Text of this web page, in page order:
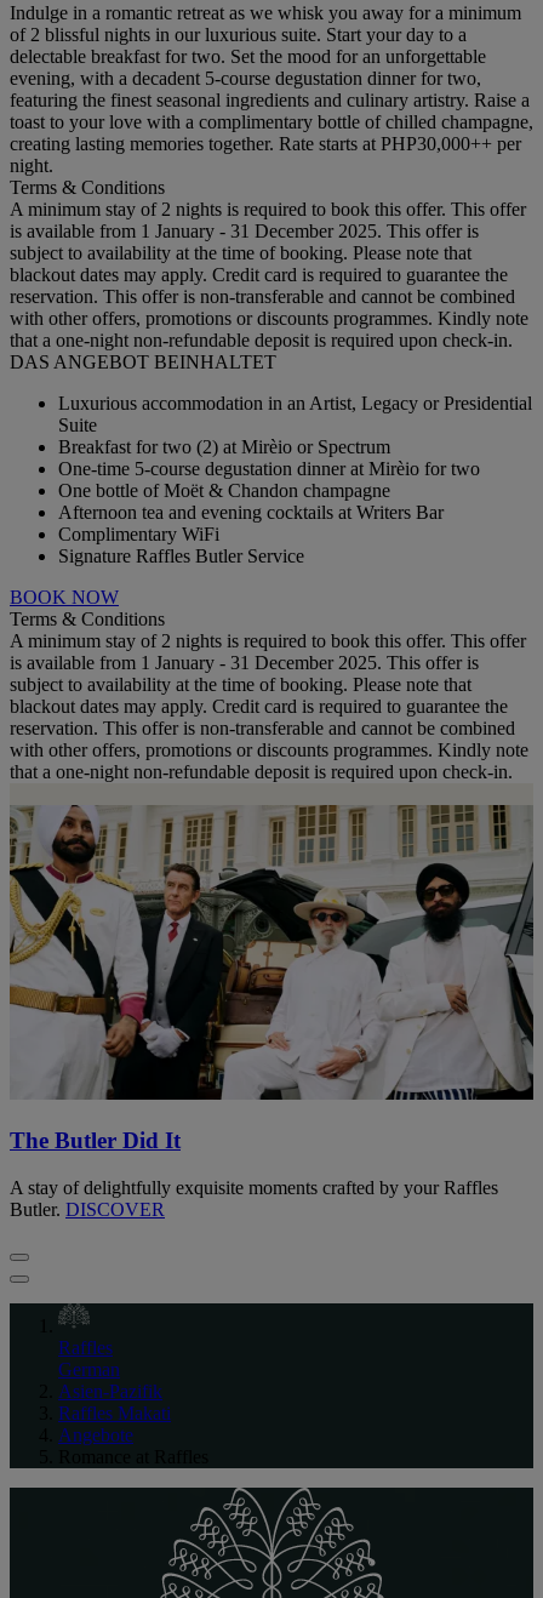
Indulge in a romantic retreat as we whisk you away for a minimum
of 2 blissful nights in our luxurious suite. Start your day to a
delectable breakfast for two. Set the mood for an unforgettable
evening, with a decadent 5-course degustation dinner for two,
featuring the finest seasonal ingredients and culinary artistry. Raise a
toast to your love with a complimentary bottle of chilled champagne,
creating lasting memories together. Rate starts at PHP30,000++ per
night.
Terms & Conditions
A minimum stay of 2 nights is required to book this offer. This offer
is available from 1 January - 31 December 2025. This offer is
subject to availability at the time of booking. Please note that
blackout dates may apply. Credit card is required to guarantee the
reservation. This offer is non-transferable and cannot be combined
with other offers, promotions or discounts programmes. Kindly note
that a one-night non-refundable deposit is required upon check-in.
DAS ANGEBOT BEINHALTET
Luxurious accommodation in an Artist, Legacy or Presidential
Suite
Breakfast for two (2) at Mirèio or Spectrum
One-time 5-course degustation dinner at Mirèio for two
One bottle of Moët & Chandon champagne
Afternoon tea and evening cocktails at Writers Bar
Complimentary WiFi
Signature Raffles Butler Service
BOOK NOW
Terms & Conditions
A minimum stay of 2 nights is required to book this offer. This offer
is available from 1 January - 31 December 2025. This offer is
subject to availability at the time of booking. Please note that
blackout dates may apply. Credit card is required to guarantee the
reservation. This offer is non-transferable and cannot be combined
with other offers, promotions or discounts programmes. Kindly note
that a one-night non-refundable deposit is required upon check-in.
The Butler Did It
A stay of delightfully exquisite moments crafted by your Raffles
Butler. DISCOVER
Raffles
German
Asien-Pazifik
Raffles Makati
Angebote